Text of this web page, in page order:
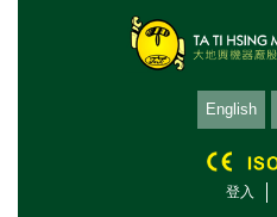
English
登入